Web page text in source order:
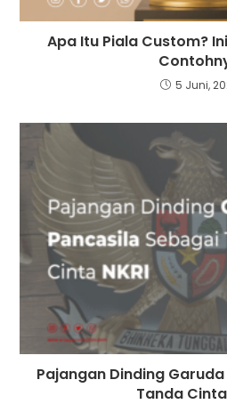
Apa Itu Piala Custom?
5 Juni,
Pajangan Dinding
Tanda Cinta